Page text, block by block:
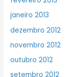
janeiro 2013
dezembro 2012
novembro 2012
outubro 2012
setembro 2012